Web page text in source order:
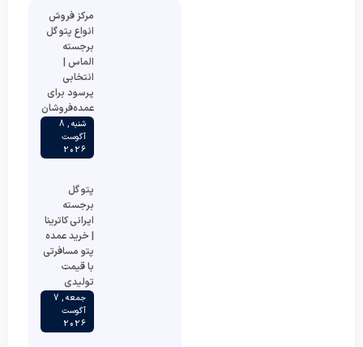
مرکز فروش
انواع پتو گل
برجسته
الماس |
انتخابی
پرسود برای
عمده‌فروشان
شنبه , 8
آگوست
2026
پتو گل
برجسته
ایرانی کاترینا
| خرید عمده
پتو مسافرتی
با قیمت
تولیدی
جمعه , 7
آگوست
2026